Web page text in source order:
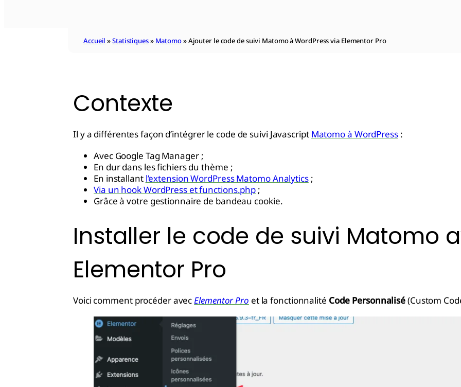
Accueil »Statistiques» Matomo»Ajouter le code de suivi Matomo à WordPress via Elementor Pro
Contexte
Il y a différentes façon d’intégrer le code de suivi Javascript Matomo à WordPress:
Avec Google Tag Manager ;
En dur dans les fichiers du thème ;
En installant l’extension WordPress Matomo Analytics;
Via un hook WordPress et functions.php ;
Grâce à votre gestionnaire de bandeau cookie.
Installer le code de suivi Matomo
Elementor Pro
Voici comment procéder avecElementor Pro et la fonctionnalité Code Personnalisé(Custom